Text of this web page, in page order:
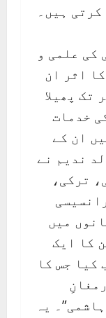
ہیں۔
کی علمی و
اثر ان
تک پھیلا
خدمات
ان کے
ندیم نے
ترکی،
میں
کا ایک
کیا جس کا
یہ